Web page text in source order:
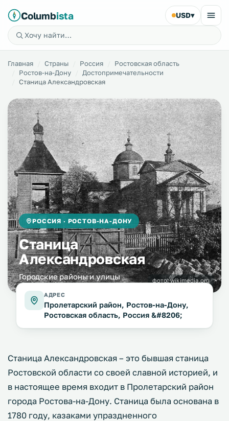
Columbista USD▾
Главная Страны Россия
Ростовская область
Ростов-на-Дону
Достопримечательности
Станица Александровская
РОССИЯ · РОСТОВ-НА-ДОНУ
Станица
Александровская
Городские районы и улицы фото:wikimedia.org
АДРЕС
Пролетарский район, Ростов-на-Дону,
Ростовская область, Россия &#8206;
Станица Александровская – это бывшая станица
Ростовской области со своей славной историей, и
в настоящее время входит в Пролетарский район
города Ростова-на-Дону. Станица была основана в
1780 году, казаками упраздненного